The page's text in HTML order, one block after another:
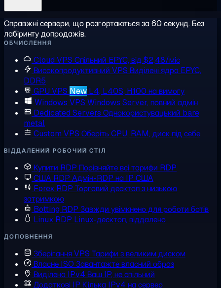
Справжні сервери, що розгортаються за 60 секунд. Без
лабіринту допродажів.
ОБЧИСЛЕННЯ
Cloud VPS Спільний EPYC, від $2,48/міс
Високопродуктивний VPS Виділені ядра EPYC,
DDR5
GPU VPS New L4, L40S, H100 на вимогу
Windows VPS Windows Server, повний адмін
Dedicated Servers Однокористувацький bare
metal
Custom VPS Оберіть CPU, RAM, диск під себе
ВІДДАЛЕНИЙ РОБОЧИЙ СТІЛ
Купити RDP Порівняйте всі тарифи RDP
США RDP Адмін-RDP на IP США
Forex RDP Торговий десктоп з низькою
затримкою
Botting RDP Завжди увімкнено для роботи ботів
Linux RDP Linux-десктоп, віддалено
ДОПОВНЕННЯ
Зберігання VPS Тарифи з великим диском
Власне ISO Завантажте власний образ
Виділена IPv4 Ваш IP, не спільний
Додаткові IP Кілька IPv4 на сервер